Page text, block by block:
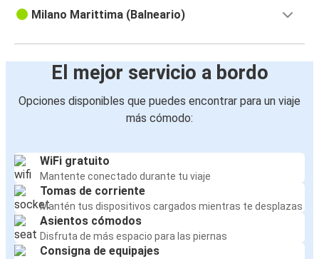
Milano Marittima (Balneario)
El mejor servicio a bordo
Opciones disponibles que puedes encontrar para un viaje
más cómodo:
WiFi gratuito
Mantente conectado durante tu viaje
Tomas de corriente
Mantén tus dispositivos cargados mientras te desplazas
Asientos cómodos
Disfruta de más espacio para las piernas
Consigna de equipajes